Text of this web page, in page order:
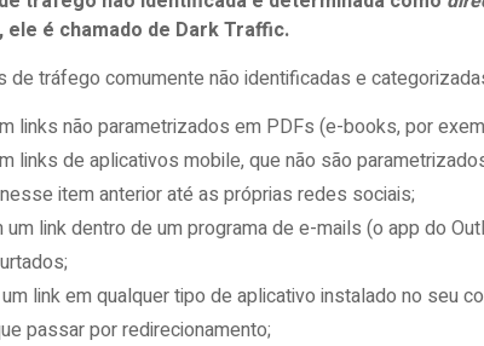
ele é chamado de Dark Traffic.
de tráfego comumente não identificadas e
links não parametrizados em PDFs (e-books, por
links de aplicativos mobile, que não são
item anterior até as próprias redes sociais;
um link dentro de um programa de e-mails (o app do
link em qualquer tipo de aplicativo instalado no seu
passar por redirecionamento;